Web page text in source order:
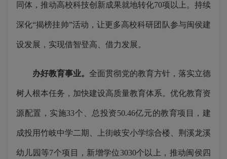
同体，推动高校科技创新成果就地转化70项以上。持续
深化“揭榜挂帅”活动，让更多高校科研团队参与闽侯建
设发展，实现借智登高、借力发展。
办好教育事业。 全面贯彻党的教育方针，落实立德
树人根本任务，加快建设高质量教育体系。优化教育资
源配置，实施33个、总投资50.46亿元的教育项目，建
成投用竹岐中学二期、上街岐安小学综合楼、荆溪龙溪
幼儿园等7个项目，新增学位3030个以上，推动闽侯四